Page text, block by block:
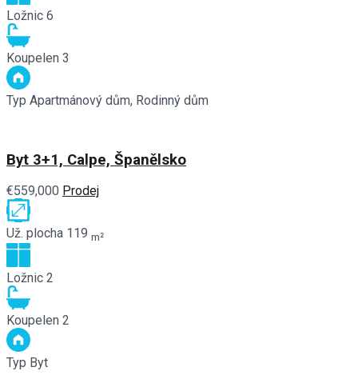
Ložnic 6
Koupelen 3
Typ Apartmánový dům, Rodinný dům
Byt 3+1, Calpe, Španělsko
€559,000 Prodej
Už. plocha 119 m²
Ložnic 2
Koupelen 2
Typ Byt